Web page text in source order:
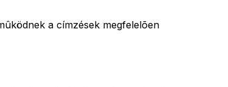
a címzések megfelelõen